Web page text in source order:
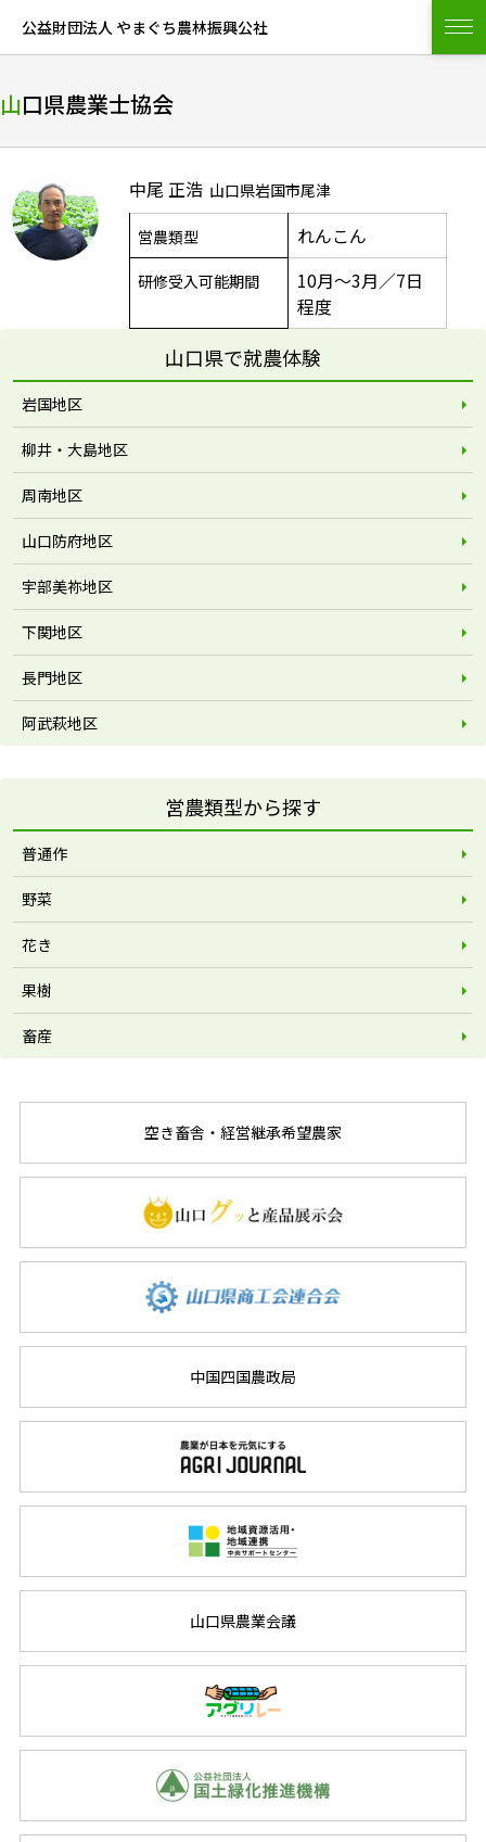
公益財団法人 やまぐち農林振興公社
山口県農業士協会
中尾 正浩 山口県岩国市尾津
営農類型 れんこん
研修受入可能期間
10月～3月／7日
程度
山口県で就農体験
岩国地区
柳井・大島地区
周南地区
山口防府地区
宇部美祢地区
下関地区
長門地区
阿武萩地区
営農類型から探す
普通作
野菜
花き
果樹
畜産
空き畜舎・経営継承希望農家
中国四国農政局
山口県農業会議